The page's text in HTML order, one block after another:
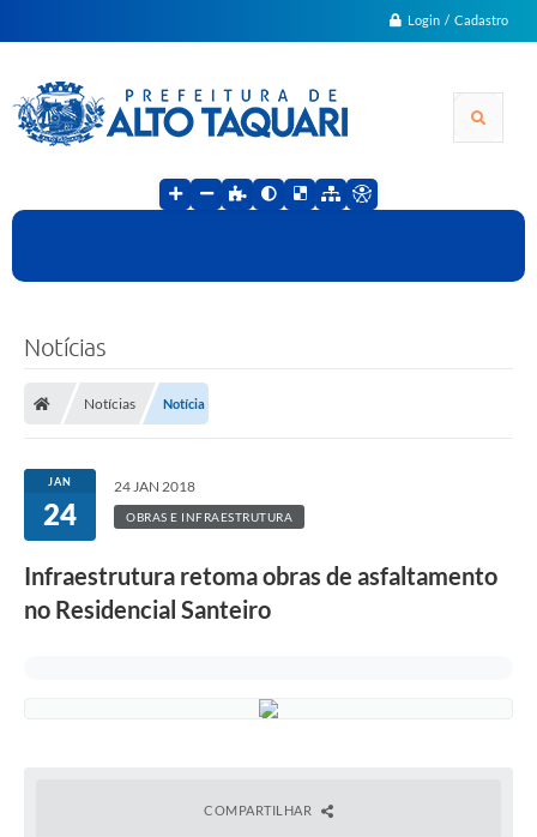
Login / Cadastro
Notícias
Notícias Notícia
JAN
24
24 JAN 2018
OBRAS E INFRAESTRUTURA
Infraestrutura retoma obras de asfaltamento
no Residencial Santeiro
COMPARTILHAR